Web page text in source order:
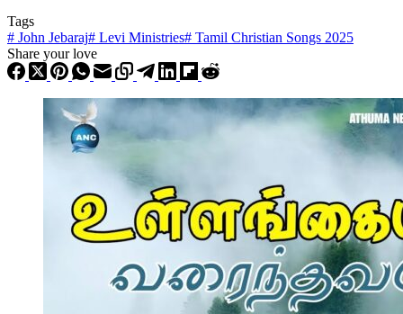
Tags
# John Jebaraj# Levi Ministries# Tamil Christian Songs 2025
Share your love